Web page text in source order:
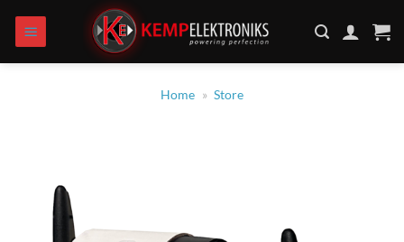
Inhalt
springen
Home » Store